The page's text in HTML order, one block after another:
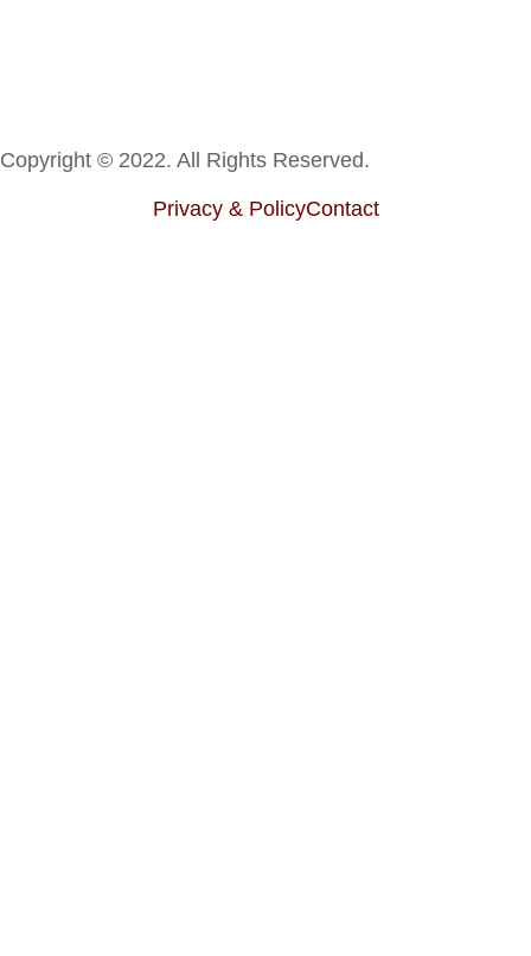
Copyright © 2022. All Rights Reserved.
Privacy & PolicyContact